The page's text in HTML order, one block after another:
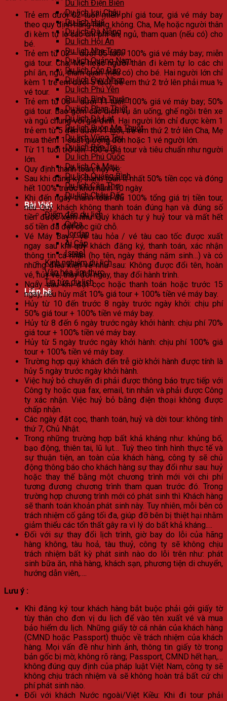
Du lịch Điện Biên
Du lịch Lai Châu
Du lịch Huế
Du lịch Đà Nẵng
Du lịch Hội An
Du lịch Nha Trang
Du lịch Quảng Nam
Du lịch Côn Đảo
Du lịch Quy Nhơn
Du lịch Phú Yên
Du lịch Bình Thuận
Du lịch Phan Thiết
Du lịch Đà Lạt
Du lịch Buôn Ma Thuột
Du lịch Vũng Tàu
Du lịch Bến Tre
Du lịch Phú Quốc
Du lịch Cà Mau
Du lịch Quảng Bình
Du lịch Cần Thơ
Du lịch Châu Đốc
Bài Viết
Điểm đến du lịch
Cuba
Jordan
Ai Cập
Israel
Kinh nghiệm du lịch
Văn hóa ẩm thực
Tin tức du lịch
Liên hệ
Trẻ em dưới 02 tuổi: miễn phí giá tour, giá vé máy bay
theo quy định hãng hàng không. Cha, Mẹ hoặc người thân
đi kèm tự lo các chi phí ăn, ngủ, tham quan (nếu có) cho
bé.
Trẻ em từ 02 – dưới 05 tuổi: 100% giá vé máy bay; miễn
giá tour. Cha, Mẹ hoặc người thân đi kèm tự lo các chi
phí ăn, ngủ, tham quan (nếu có) cho bé. Hai người lớn chỉ
kèm 1 trẻ em dưới 5 tuổi, trẻ em thứ 2 trở lên phải mua ½
vé tour.
Trẻ em từ 05 – dưới 11 tuổi: 100% giá vé máy bay; 50%
giá tour. Bao gồm các dịch vụ ăn uống, ghế ngồi trên xe
và ngủ chung với gia đình. Hai người lớn chỉ được kèm 1
trẻ em từ 5 đến dưới 11 tuổi, trẻ em thứ 2 trở lên Cha, Mẹ
mua thêm 1 suất giường đơn hoặc 1 vé người lớn.
Từ 11 tuổi trở lên: 100% giá tour và tiêu chuẩn như người
lớn.
Quy định thanh toán, hủy vé:
Sau khi đăng ký, thanh toán ít nhất 50% tiền cọc và đóng
hết 100% trước khởi hành 10 ngày.
Khi đến ngày thanh toán đủ 100% tổng giá trị tiền tour,
nếu Quý khách không thanh toán đúng hạn và đúng số
tiền được xem như Quý khách tự ý huỷ tour và mất hết
số tiền đã đặt cọc giữ chỗ.
Vé Máy Bay / vé tàu hỏa / vé tàu cao tốc được xuất
ngay sau khi quý khách đăng ký, thanh toán, xác nhận
thông tin cá nhân (họ tên, ngày tháng năm sinh…) và có
những điều kiện vé như sau: Không được đổi tên, hoàn
vé, hủy vé, thay đổi ngày, thay đổi hành trình.
Ngay sau khi đặt cọc hoặc thanh toán hoặc trước 15
ngày, nếu hủy mất 10% giá tour + 100% tiền vé máy bay.
Hủy từ 10 đến trước 8 ngày trước ngày khởi: chịu phí
50% giá tour + 100% tiền vé máy bay.
Hủy từ 8 đến 6 ngày trước ngày khởi hành: chịu phí 70%
giá tour + 100% tiền vé máy bay.
Hủy từ 5 ngày trước ngày khởi hành: chịu phí 100% giá
tour + 100% tiền vé máy bay.
Trường hợp quý khách đến trễ giờ khởi hành được tính là
hủy 5 ngày trước ngày khởi hành.
Việc huỷ bỏ chuyến đi phải được thông báo trực tiếp với
Công ty hoặc qua fax, email, tin nhắn và phải được Công
ty xác nhận. Việc huỷ bỏ bằng điện thoại không được
chấp nhận.
Các ngày đặt cọc, thanh toán, huỷ và dời tour: không tính
thứ 7, Chủ Nhật.
Trong những trường hợp bất khả kháng như: khủng bố,
bạo động, thiên tai, lũ lụt… Tuỳ theo tình hình thực tế và
sự thuận tiện, an toàn của khách hàng, công ty sẽ chủ
động thông báo cho khách hàng sự thay đổi như sau: huỷ
hoặc thay thế bằng một chương trình mới với chi phí
tương đương chương trình tham quan trước đó. Trong
trường hợp chương trình mới có phát sinh thì Khách hàng
sẽ thanh toán khoản phát sinh này. Tuy nhiên, mỗi bên có
trách nhiệm cố gắng tối đa, giúp đỡ bên bị thiệt hại nhằm
giảm thiểu các tổn thất gây ra vì lý do bất khả kháng.…
Đối với sự thay đổi lịch trình, giờ bay do lỗi của hãng
hàng không, tàu hoả, tàu thuỷ, công ty sẽ không chịu
trách nhiệm bất kỳ phát sinh nào do lỗi trên như: phát
sinh bữa ăn, nhà hàng, khách sạn, phương tiện di chuyển,
hướng dẫn viên,….
Lưu ý :
Khi đăng ký tour khách hàng bắt buộc phải gởi giấy tờ
tùy thân cho đơn vị du lịch để vào tên xuất vé và mua
bảo hiểm du lịch. Những giấy tờ cá nhân của khách hàng
(CMND hoặc Passport) thuộc về trách nhiệm của khách
hàng. Mọi vấn đề như hình ảnh, thông tin giấy tờ trong
bản gốc bị mờ, không rõ ràng; Passport, CMND hết hạn,…
không đúng quy định của pháp luật Việt Nam, công ty sẽ
không chịu trách nhiệm và sẽ không hoàn trả bất cứ chi
phí phát sinh nào.
Đối với khách Nước ngoài/Việt Kiều: Khi đi tour phải